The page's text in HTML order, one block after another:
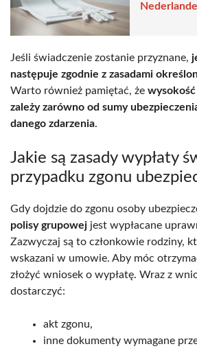
Jeśli świadczenie zostanie przyznane,
następuje zgodnie z zasadami
Warto również pamiętać, że
zależy zarówno od sumy
danego zdarzenia.
Jakie są zasady wypłaty
przypadku zgonu
Gdy dojdzie do zgonu osoby
polisy grupowej jest wypłacane
Zazwyczaj są to członkowie rodziny,
wskazani w umowie. Aby móc
złożyć wniosek o wypłatę. Wraz z
dostarczyć:
akt zgonu,
inne dokumenty wymagane